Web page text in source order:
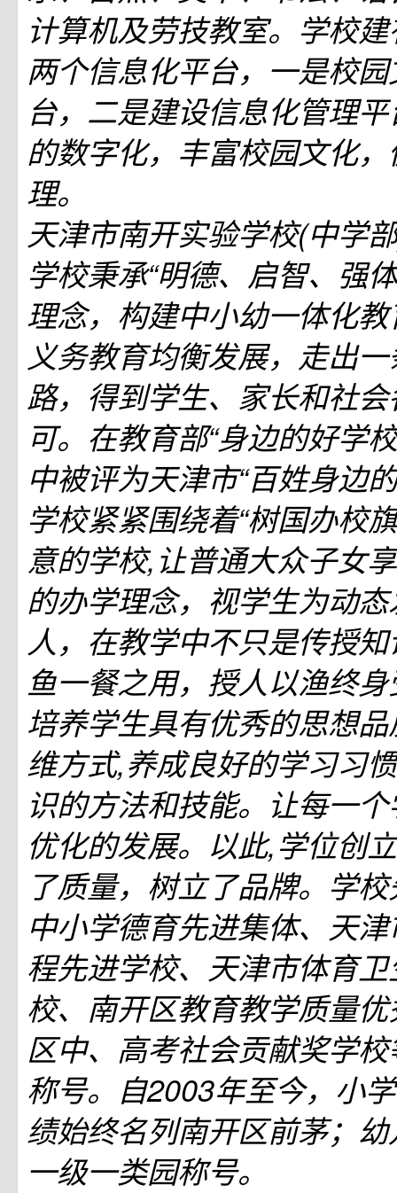
计算机及劳技教室。学校
两个信息化平台，一是校
台，二是建设信息化管理
的数字化，丰富校园文化
理。
天津市南开实验学校(中学
学校秉承“明德、启智、强
理念，构建中小幼一体化
义务教育均衡发展，走出
路，得到学生、家长和社
可。在教育部“身边的好学
中被评为天津市“百姓身边
学校紧紧围绕着“树国办校
意的学校,让普通大众子女
的办学理念，视学生为动
人，在教学中不只是传授
鱼一餐之用，授人以渔终
培养学生具有优秀的思想
维方式,养成良好的学习习
识的方法和技能。让每一
优化的发展。以此,学位创
了质量，树立了品牌。学
中小学德育先进集体、天
程先进学校、天津市体育
校、南开区教育教学质量
区中、高考社会贡献奖学
称号。自2003年至今，小
绩始终名列南开区前茅；
一级一类园称号。